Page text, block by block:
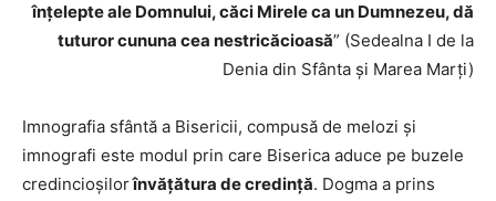
înţelepte ale Domnului, căci Mirele ca un Dumnezeu, dă
tuturor cununa cea nestricăcioasă” (Sedealna I de la
Denia din Sfânta şi Marea Marţi)
Imnografia sfântă a Bisericii, compusă de melozi şi
imnografi este modul prin care Biserica aduce pe buzele
credincioşilorînvăţătura de credinţă. Dogma a prins